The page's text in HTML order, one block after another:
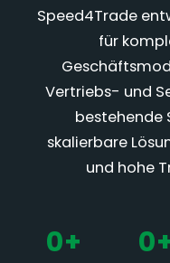
Speed4Trade
für
Vertriebs- und
bestehende
skalierbare
und hohe
0+ 0